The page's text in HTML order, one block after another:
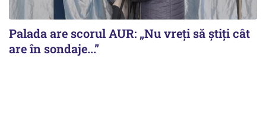
Palada are scorul AUR: „Nu vreți să știți cât
are în sondaje...”